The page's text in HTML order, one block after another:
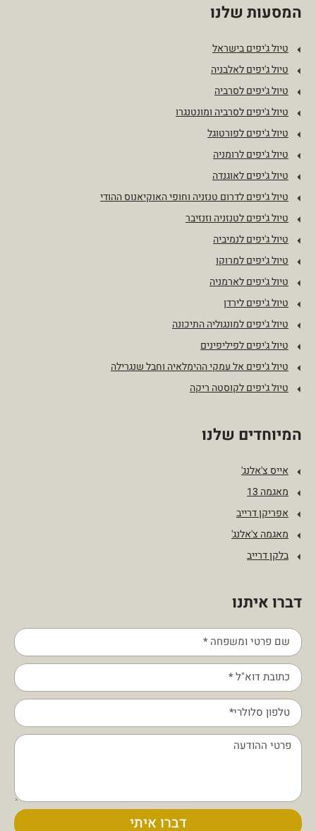
המסעות שלנו
טיול ג'יפים בישראל
טיול ג'יפים לאלבניה
טיול ג'יפים לסרביה
טיול ג'יפים לסרביה ומונטנגרו
טיול ג'יפים לפורטוגל
טיול ג'יפים לרומניה
טיול ג'יפים לאוגנדה
טיול ג'יפים לדרום טנזניה וחופי האוקיאנוס ההודי
טיול ג'יפים לטנזניה וזנזיבר
טיול ג'יפים לנמיביה
טיול ג'יפים למרוקו
טיול ג'יפים לארמניה
טיול ג'יפים לירדן
טיול ג'יפים למונגוליה התיכונה
טיול ג'יפים לפיליפינים
טיול ג'יפים אל עמקי ההימלאיה וחבל שנגרילה
טיול ג'יפים לקוסטה ריקה
המיוחדים שלנו
אייס צ'אלנג'
מאגמה 13
אפריקן דרייב
מאגמה צ'אלנג'
בלקן דרייב
דברו איתנו
דברו איתי